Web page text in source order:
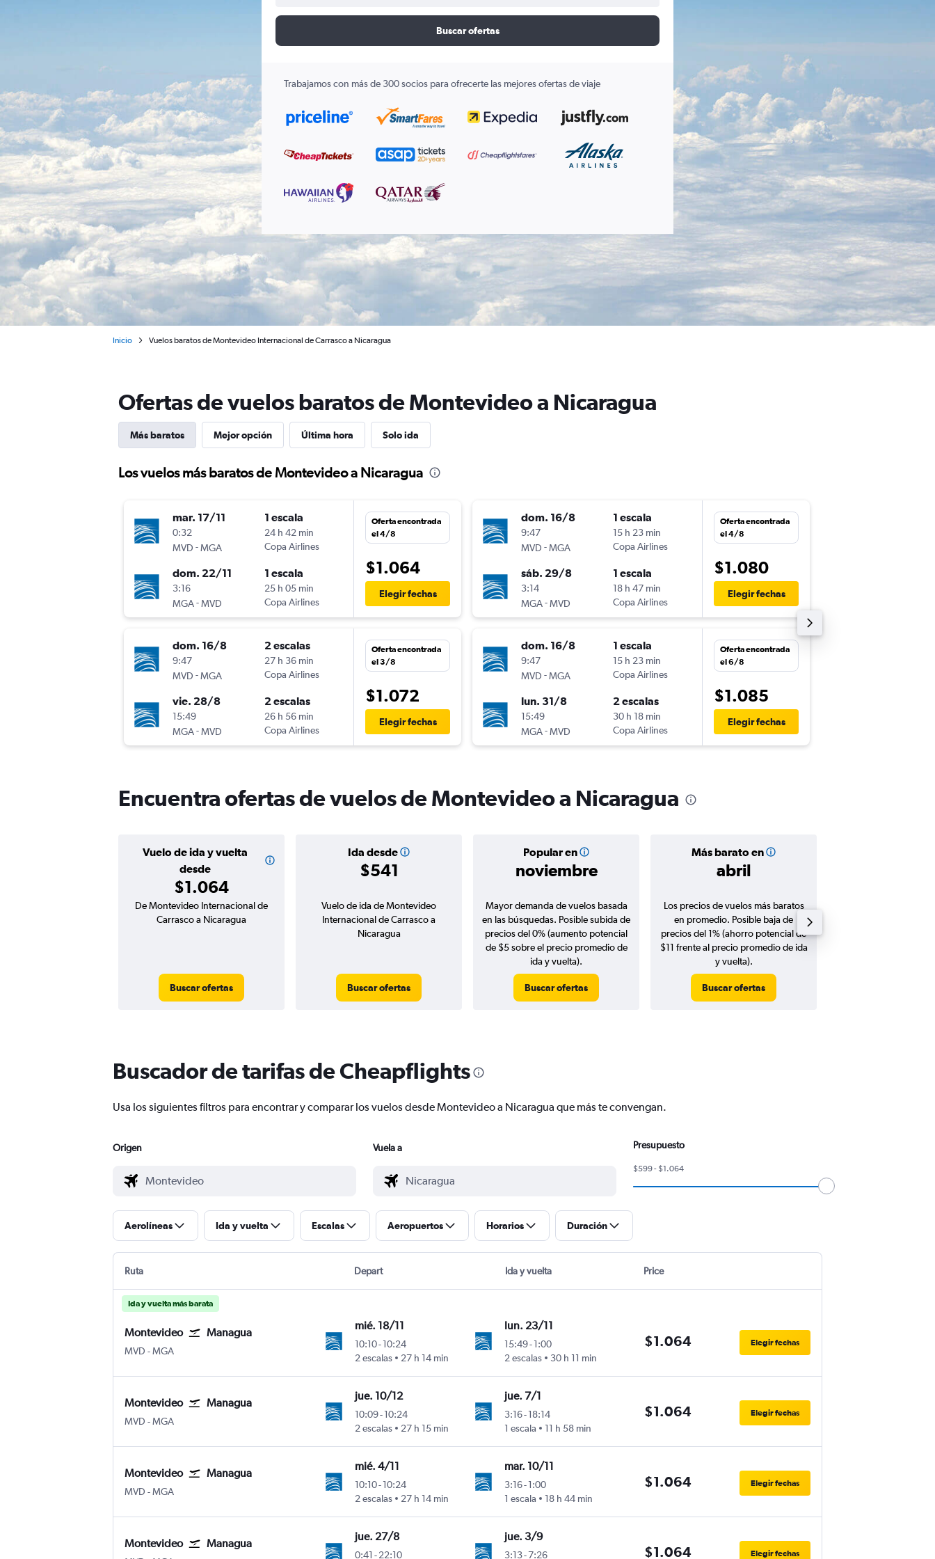
Buscar ofertas
Trabajamos con más de 300 socios para ofrecerte las mejores ofertas de viaje
Inicio Vuelos baratos de Montevideo Internacional de Carrasco a Nicaragua
Ofertas de vuelos baratos de Montevideo a Nicaragua
Más baratos Mejor opción Última hora Solo ida
Los vuelos más baratos de Montevideo a Nicaragua
mar. 17/11
0:32
MVD -MGA
1 escala
24 h 42 min
Copa Airlines
dom. 22/11
3:16
MGA-MVD
1 escala
25 h 05 min
Copa Airlines
Oferta encontrada
el 4/8
$1.064
Elegir fechas
dom. 16/8
9:47
MVD -MGA
2 escalas
27 h 36 min
Copa Airlines
vie. 28/8
15:49
MGA-MVD
2 escalas
26 h 56 min
Copa Airlines
Oferta encontrada
el 3/8
$1.072
Elegir fechas
dom. 16/8
9:47
MVD -MGA
1 escala
15 h 23 min
Copa Airlines
sáb. 29/8
3:14
MGA-MVD
1 escala
18 h 47 min
Copa Airlines
Oferta encontrada
el 4/8
$1.080
Elegir fechas
dom. 16/8
9:47
MVD -MGA
1 escala
15 h 23 min
Copa Airlines
lun. 31/8
15:49
MGA-MVD
2 escalas
30 h 18 min
Copa Airlines
Oferta encontrada
el 6/8
$1.085
Elegir fechas
Encuentra ofertas de vuelos de Montevideo a Nicaragua
Vuelo de ida y vuelta
desde
$1.064
Ida desde
$541
Popular en
noviembre
Más barato en
abril
De Montevideo Internacional de
Carrasco a Nicaragua
Buscar ofertas
Vuelo de ida de Montevideo
Internacional de Carrasco a
Nicaragua
Buscar ofertas
Mayor demanda de vuelos basada
en las búsquedas. Posible subida de
precios del 0% (aumento potencial
de $5 sobre el precio promedio de
ida y vuelta).
Buscar ofertas
Los precios de vuelos más baratos
en promedio. Posible baja de
precios del 1% (ahorro potencial de
$11 frente al precio promedio de ida
y vuelta).
Buscar ofertas
Buscador de tarifas de Cheapflights
Usa los siguientes filtros para encontrar y comparar los vuelos desde Montevideo a Nicaragua que más te convengan.
Origen Vuela a Presupuesto
$599 - $1.064
Aerolíneas Ida y vuelta Escalas Aeropuertos Horarios Duración
Ruta Depart Ida y vuelta Price
Ida y vuelta más barata
Montevideo Managua
MVD Montevideo Internacional de Carrasco
-MGA Managua Internacional Augusto C. Sandino
mié. 18/11
10:10-10:24
2 escalas
27 h 14 min
lun. 23/11
15:49-1:00
2 escalas
30 h 11 min
$1.064 Elegir fechas
Montevideo Managua
MVD Montevideo Internacional de Carrasco
-MGA Managua Internacional Augusto C. Sandino
jue. 10/12
10:09-10:24
2 escalas
27 h 15 min
jue. 7/1
3:16-18:14
1 escala
11 h 58 min
$1.064 Elegir fechas
Montevideo Managua
MVD Montevideo Internacional de Carrasco
-MGA Managua Internacional Augusto C. Sandino
mié. 4/11
10:10-10:24
2 escalas
27 h 14 min
mar. 10/11
3:16-1:00
1 escala
18 h 44 min
$1.064 Elegir fechas
Montevideo Managua
jue. 27/8
0:41 -22:10
jue. 3/9
3:13-7:26
$1.064 Elegir fechas